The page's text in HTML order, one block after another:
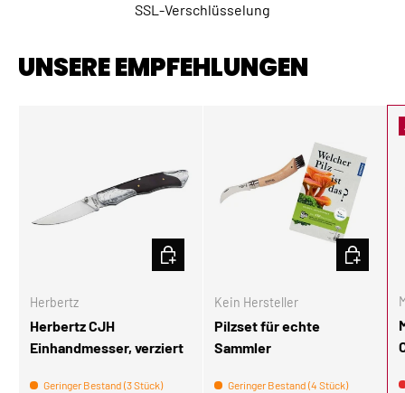
SSL-Verschlüsselung
UNSERE EMPFEHLUNGEN
Herbertz
Herbertz CJH
Einhandmesser, verziert
Geringer Bestand (3 Stück)
IN DEN WARENKORB
Kein Hersteller
Pilzset für echte
Sammler
Geringer Bestand (4 Stück)
IN DEN